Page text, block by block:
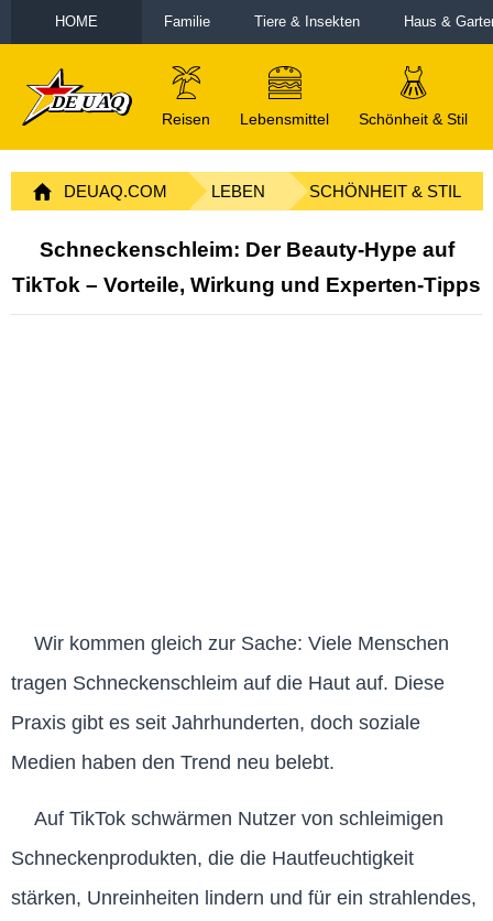
HOME Familie Tiere & Insekten Haus &
Reisen Lebensmittel Schönheit & Stil
DEUAQ.COM LEBEN SCHÖNHEIT & STIL
Schneckenschleim: Der Beauty-Hype auf
TikTok – Vorteile, Wirkung und Experten-Tipps
Wir kommen gleich zur Sache: Viele Menschen
tragen Schneckenschleim auf die Haut auf. Diese
Praxis gibt es seit Jahrhunderten, doch soziale
Medien haben den Trend neu belebt.
Auf TikTok schwärmen Nutzer von schleimigen
Schneckenprodukten, die die Hautfeuchtigkeit
stärken, Unreinheiten lindern und für ein strahlendes,